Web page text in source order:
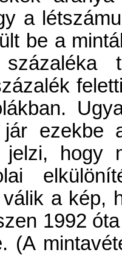
a
be a
jár ezekbe
jelzi, hogy
a kép,
1992
(A